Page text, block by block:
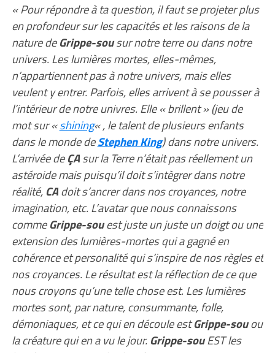
« Pour répondre à ta question, il faut se projeter plus
en profondeur sur les capacités et les raisons de la
nature deGrippe-sousur notre terre ou dans notre
univers. Les lumières mortes, elles-mêmes,
n’appartiennent pas à notre univers, mais elles
veulent y entrer. Parfois, elles arrivent à se pousser à
l’intérieur de notre univres. Elle « brillent » (jeu de
mot sur «shining« , le talent de plusieurs enfants
dans le monde deStephen King) dans notre univers.
L’arrivée deÇAsur la Terre n’était pas réellement un
astéroide mais puisqu’il doit s’intègrer dans notre
réalité, CAdoit s’ancrer dans nos croyances, notre
imagination, etc. L’avatar que nous connaissons
commeGrippe-souest juste un juste un doigt ou une
extension des lumières-mortes qui a gagné en
cohérence et personalité qui s’inspire de nos règles et
nos croyances. Le résultat est la réflection de ce que
nous croyons qu’une telle chose est. Les lumières
mortes sont, par nature, consummante, folle,
démoniaques, et ce qui en découle estGrippe-souou
la créature qui en a vu le jour. Grippe-souEST les